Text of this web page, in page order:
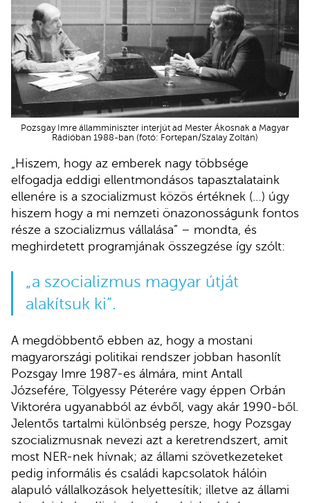
Pozsgay Imre államminiszter interjút ad Mester Ákosnak a Magyar
Rádióban 1988-ban (fotó: Fortepan/Szalay Zoltán)
„Hiszem, hogy az emberek nagy többsége
elfogadja eddigi ellentmondásos tapasztalataink
ellenére is a szocializmust közös értéknek (…) úgy
hiszem hogy a mi nemzeti önazonosságunk fontos
része a szocializmus vállalása” – mondta, és
meghirdetett programjának összegzése így szólt:
„a szocializmus magyar útját
alakítsuk ki”.
A megdöbbentő ebben az, hogy a mostani
magyarországi politikai rendszer jobban hasonlít
Pozsgay Imre 1987-es álmára, mint Antall
Józsefére, Tölgyessy Péterére vagy éppen Orbán
Viktoréra ugyanabból az évből, vagy akár 1990-ből.
Jelentős tartalmi különbség persze, hogy Pozsgay
szocializmusnak nevezi azt a keretrendszert, amit
most NER-nek hívnak; az állami szövetkezeteket
pedig informális és családi kapcsolatok hálóin
alapuló vállalkozások helyettesítik; illetve az állami